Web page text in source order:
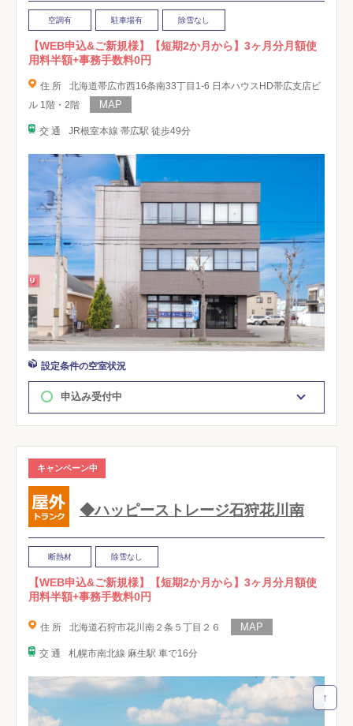
↑
空調有 駐車場有 除雪なし
【WEB申込&ご新規様】【短期2か月から】3ヶ月分月額使
用料半額+事務手数料0円
住 所
北海道帯広市西16条南33丁目1-6 日本ハウスHD帯広支店ビ
ル 1階・2階
交 通 JR根室本線 帯広駅 徒歩49分
設定条件の空室状況
申込み受付中
キャンペーン中
◆ハッピーストレージ石狩花川南
断熱材 除雪なし
【WEB申込&ご新規様】【短期2か月から】3ヶ月分月額使
用料半額+事務手数料0円
住 所 北海道石狩市花川南２条５丁目２６
交 通 札幌市南北線 麻生駅 車で16分